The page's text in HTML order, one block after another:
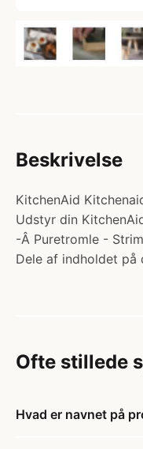
Beskrivelse
KitchenAid
Udstyr din
-Â Puretromle -
Dele af indholdet
Ofte stillede
Hvad er navnet på